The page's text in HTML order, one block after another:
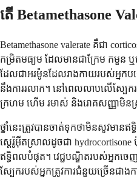
តើ Betamethasone
Betamethasone valerate គឺជា
កម្រិតមធ្យម ដែលមានជាក្រែម កមួន
ដែលជាអរម៉ូនដែលរាងកាយរបស់អ្នកបង្
នឹងការរលាក។ នៅពេលលាបលើស្បែក
ក្រហម ហើម រមាស់ និងរោគសញ្ញាមិន
ថ្នាំនេះត្រូវបានចាត់ទុកថាមិនសូវមានឥ
ស្តេរ៉ូអ៊ីតស្រាលដូចជា hydrocortisone
ឥទ្ធិពលបំផុត។ វេជ្ជបណ្ឌិតរបស់អ្នកចេញ
ស្បែករបស់អ្នកត្រូវការជំនួយច្រើនជាងក